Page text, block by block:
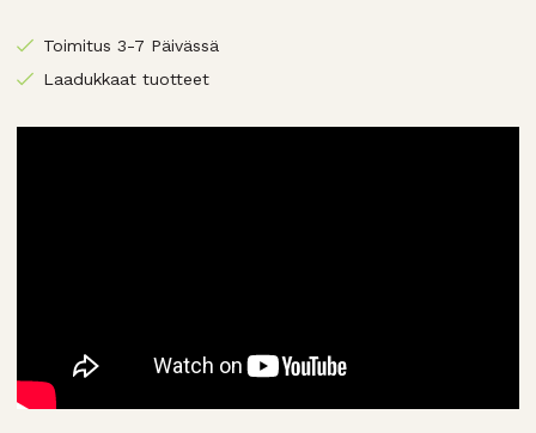
Toimitus 3-7 Päivässä
Laadukkaat tuotteet